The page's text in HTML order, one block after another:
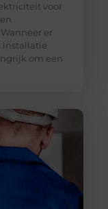
voor
er
installatie
om een